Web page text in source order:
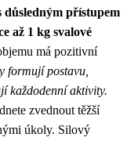
důsledným přístupem
až 1 kg svalové
má pozitivní
formují postavu,
každodenní aktivity.
zvednout těžší
úkoly. Silový